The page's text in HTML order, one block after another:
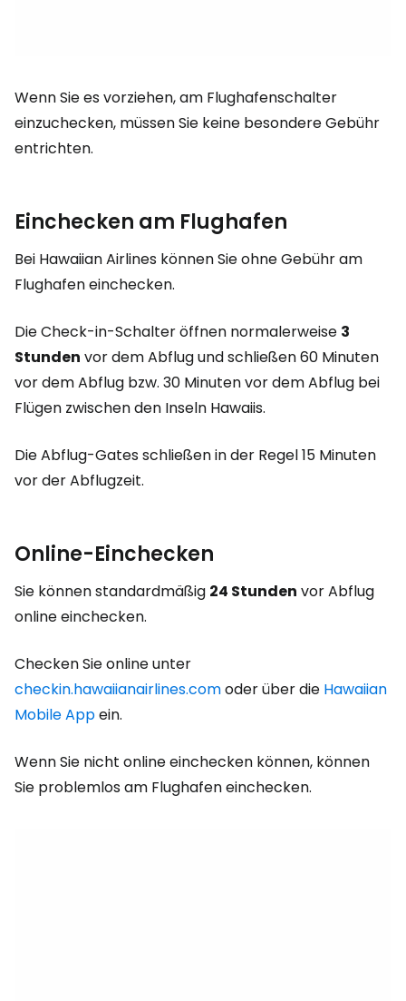
Wenn Sie es vorziehen, am Flughafenschalter
einzuchecken, müssen Sie keine besondere Gebühr
entrichten.
Einchecken am Flughafen
Bei Hawaiian Airlines können Sie ohne Gebühr am
Flughafen einchecken.
Die Check-in-Schalter öffnen normalerweise 3
Stunden vor dem Abflug und schließen 60 Minuten
vor dem Abflug bzw. 30 Minuten vor dem Abflug bei
Flügen zwischen den Inseln Hawaiis.
Die Abflug-Gates schließen in der Regel 15 Minuten
vor der Abflugzeit.
Online-Einchecken
Sie können standardmäßig 24 Stunden vor Abflug
online einchecken.
Checken Sie online unter
checkin.hawaiianairlines.comoder über die Hawaiian
Mobile Appein.
Wenn Sie nicht online einchecken können, können
Sie problemlos am Flughafen einchecken.